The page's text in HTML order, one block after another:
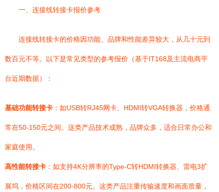
一、连接线转接卡报价参考
连接线转接卡的价格因功能、品牌和性能差异较大，从几十元到
数百元不等。以下是常见类型的参考报价（基于IT168及主流电商平
台近期数据）：
基础功能转接卡 ：如USB转RJ45网卡、HDMI转VGA转换器，价格通
常在50-150元之间。这类产品技术成熟，品牌众多，适合日常办公和
家庭使用。
高性能转接卡 ：如支持4K分辨率的Type-C转HDMI转换器、雷电3扩
展坞，价格区间在200-800元。这类产品注重传输速度和画面质量，